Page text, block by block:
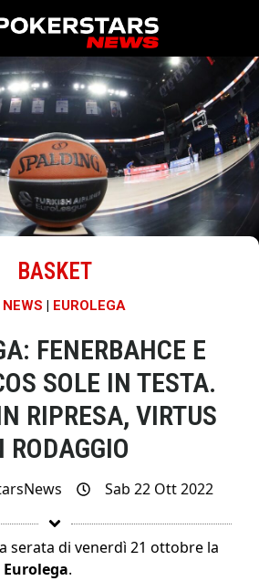
BASKET
NEWS | EUROLEGA
FENERBAHCE E
SOLE IN TESTA.
RIPRESA, VIRTUS
RODAGGIO
Sab 22 Ott 2022
serata di venerdì 21 ottobre la
.